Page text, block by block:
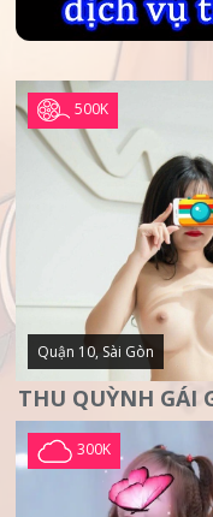
500K
Quận 10, Sài Gòn
300K